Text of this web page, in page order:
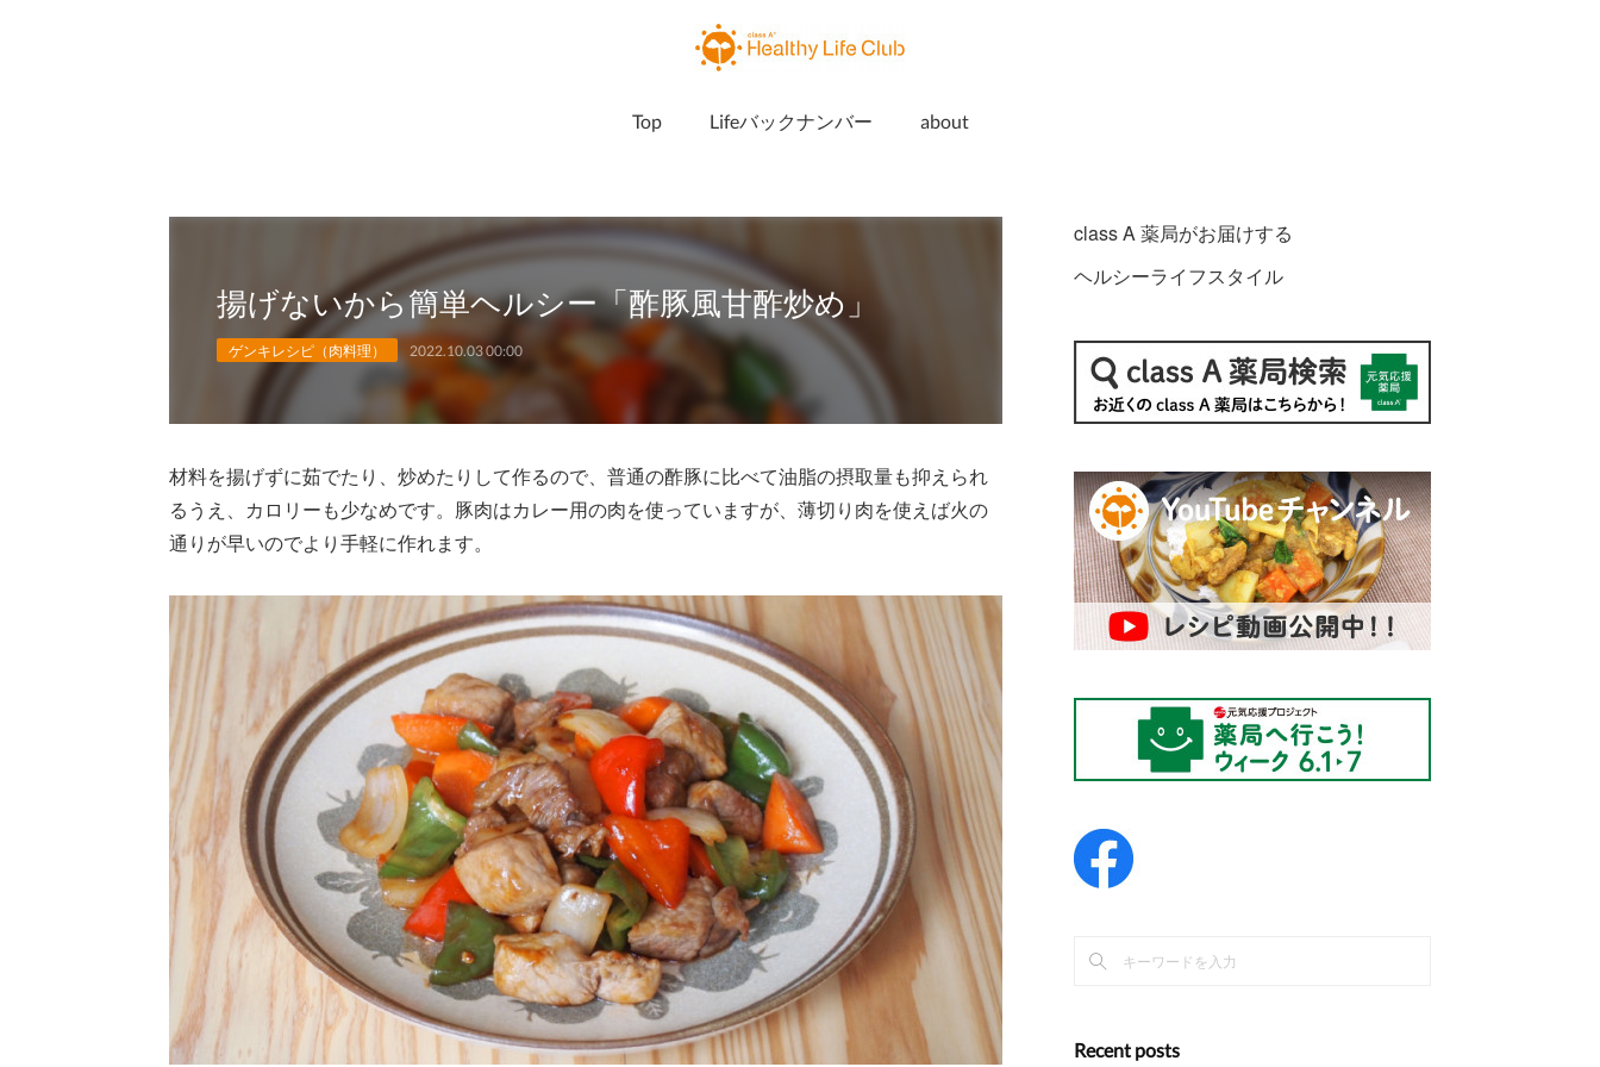
Top Lifeバックナンバー about
揚げないから簡単ヘルシー「酢豚風甘酢炒め」
ゲンキレシピ（肉料理） 2022.10.03 00:00
材料を揚げずに茹でたり、炒めたりして作るので、普通の酢豚に比べて油脂の摂取量も抑えられ
るうえ、カロリーも少なめです。豚肉はカレー用の肉を使っていますが、薄切り肉を使えば火の
通りが早いのでより手軽に作れます。
class A 薬局がお届けする
ヘルシーライフスタイル
Recent posts